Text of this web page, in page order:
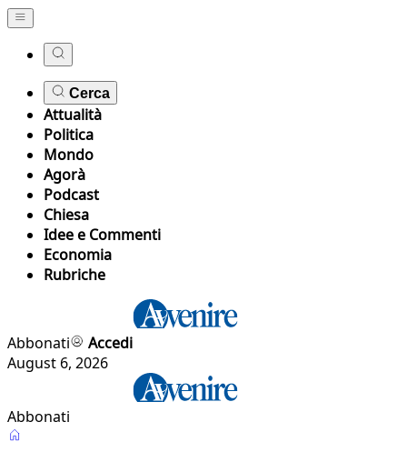
Cerca
Attualità
Politica
Mondo
Agorà
Podcast
Chiesa
Idee e Commenti
Economia
Rubriche
Abbonati
Accedi
August 6, 2026
Abbonati